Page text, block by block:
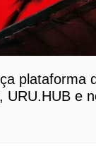
plataforma
URU.HUB e